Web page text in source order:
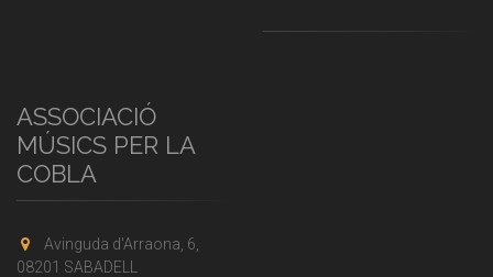
ASSOCIACIÓ
MÚSICS PER LA
COBLA
Avinguda d'Arraona, 6,
08201 SABADELL